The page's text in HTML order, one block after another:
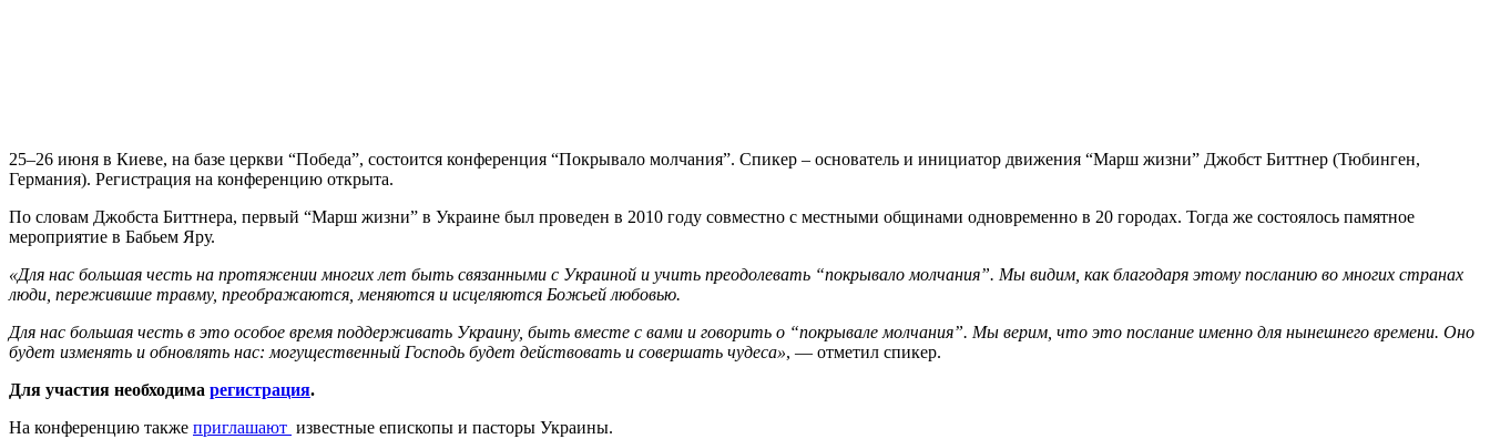
25–26 июня в Киеве, на базе церкви “Победа”, состоится конференция “Покрывало молчания”. Спикер – основатель и инициатор движения “Марш жизни” Джобст Биттнер (Тюбинген,
Германия). Регистрация на конференцию открыта.
По словам Джобста Биттнера, первый “Марш жизни” в Украине был проведен в 2010 году совместно с местными общинами одновременно в 20 городах. Тогда же состоялось памятное
мероприятие в Бабьем Яру.
«Для нас большая честь на протяжении многих лет быть связанными с Украиной и учить преодолевать “покрывало молчания”. Мы видим, как благодаря этому посланию во многих странах
люди, пережившие травму, преображаются, меняются и исцеляются Божьей любовью.
Для нас большая честь в это особое время поддерживать Украину, быть вместе с вами и говорить о “покрывале молчания”. Мы верим, что это послание именно для нынешнего времени. Оно
будет изменять и обновлять нас: могущественный Господь будет действовать и совершать чудеса», — отметил спикер.
Для участия необходима регистрация.
На конференцию также приглашают известные епископы и пасторы Украины.